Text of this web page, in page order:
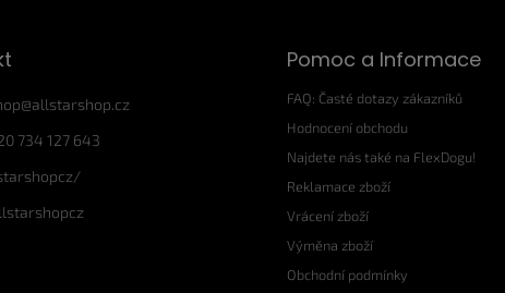
@allstarshop.cz
734 127 643
Pomoc a Informace
FAQ: Časté dotazy zákazníků
Hodnocení obchodu
Najdete nás také na FlexDogu!
Reklamace zboží
Vrácení zboží
Výměna zboží
Obchodní podmínky